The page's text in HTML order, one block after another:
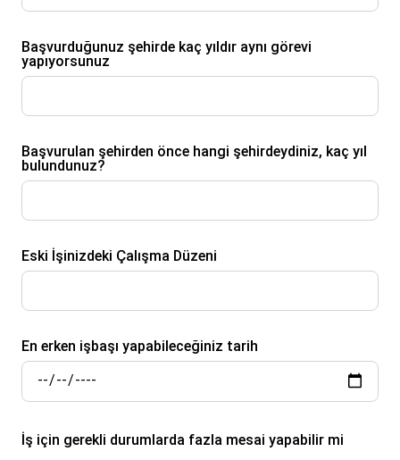
Başvurduğunuz şehirde kaç yıldır aynı görevi
yapıyorsunuz
Başvurulan şehirden önce hangi şehirdeydiniz, kaç yıl
bulundunuz?
Eski İşinizdeki Çalışma Düzeni
En erken işbaşı yapabileceğiniz tarih
İş için gerekli durumlarda fazla mesai yapabilir mi